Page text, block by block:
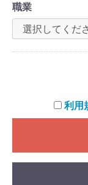
職業
利用